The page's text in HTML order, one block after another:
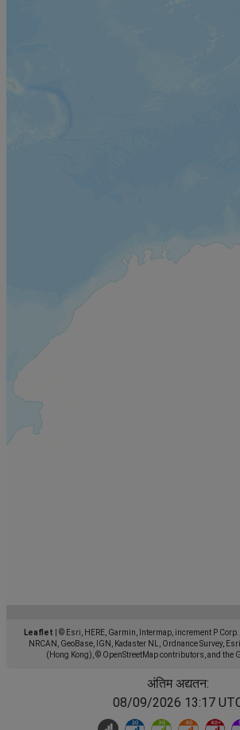
Leaflet
© Esri, HERE, Garmin, Intermap, increment P Corp.,
NRCAN, GeoBase, IGN, Kadaster NL, Ordnance Survey,
(Hong Kong), © OpenStreetMap contributors, and the
अंतिम अद्यतन:
08/09/2026 13:17